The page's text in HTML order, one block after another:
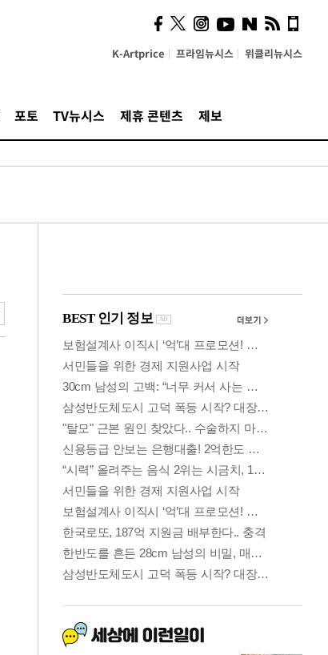
K-Artprice 프라임뉴시스 위클리뉴시스
포토 TV뉴시스 제휴 콘텐츠 제보
사이 해답 찾았죠"…알을
깨고 나온 '초자아'